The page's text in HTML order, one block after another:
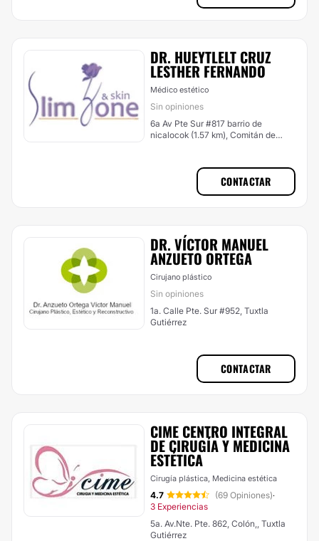
DR. HUEYTLELT CRUZ
LESTHER FERNANDO
Médico estético
Sin opiniones
6a Av Pte Sur #817 barrio de
nicalocok (1.57 km), Comitán de
CONTACTAR
DR. VÍCTOR MANUEL
ANZUETO ORTEGA
Cirujano plástico
Sin opiniones
1a. Calle Pte. Sur #952, Tuxtla
Gutiérrez
CONTACTAR
CIME CENTRO INTEGRAL
DE CIRUGÍA Y MEDICINA
ESTÉTICA
Cirugía plástica, Medicina estética
4.7 (69 Opiniones)·
3 Experiencias
5a. Av.Nte. Pte. 862, Colón,, Tuxtla
Gutiérrez